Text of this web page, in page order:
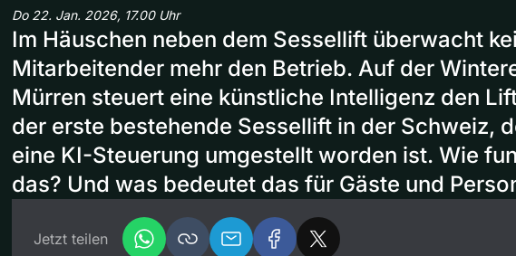
Do 22. Jan. 2026, 17.00 Uhr
Im Häuschen neben dem Sessellift überwacht
Mitarbeitender mehr den Betrieb. Auf der
Mürren steuert eine künstliche Intelligenz den
der erste bestehende Sessellift in der Schweiz,
eine KI-Steuerung umgestellt worden ist. Wie
das? Und was bedeutet das für Gäste und
Jetzt teilen